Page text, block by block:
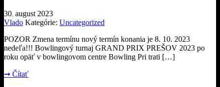
30. august 2023
Vlado Kategórie: Uncategorized
POZOR Zmena termínu nový termín konania je 8. 10. 2023
nedeľa!!! Bowlingový turnaj GRAND PRIX PREŠOV 2023 po
roku opäť v bowlingovom centre Bowling Pri trati […]
➞ Čítať